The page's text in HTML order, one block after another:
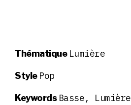
Thématique Lumière
Style Pop
Keywords Basse, Lumière